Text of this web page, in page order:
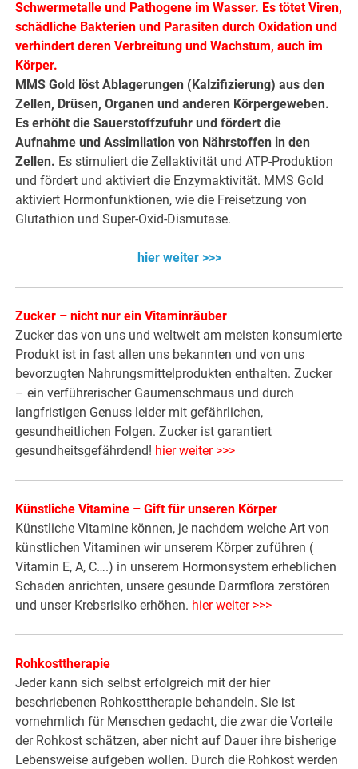
Schwermetalle und Pathogene im Wasser. Es tötet Viren,
schädliche Bakterien und Parasiten durch Oxidation und
verhindert deren Verbreitung und Wachstum, auch im
Körper.
MMS Gold löst Ablagerungen (Kalzifizierung) aus den
Zellen, Drüsen, Organen und anderen Körpergeweben.
Es erhöht die Sauerstoffzufuhr und fördert die
Aufnahme und Assimilation von Nährstoffen in den
Zellen. Es stimuliert die Zellaktivität und ATP-Produktion
und fördert und aktiviert die Enzymaktivität. MMS Gold
aktiviert Hormonfunktionen, wie die Freisetzung von
Glutathion und Super-Oxid-Dismutase.
hier weiter >>>
Zucker – nicht nur ein Vitaminräuber
Zucker das von uns und weltweit am meisten konsumierte
Produkt ist in fast allen uns bekannten und von uns
bevorzugten Nahrungsmittelprodukten enthalten. Zucker
– ein verführerischer Gaumenschmaus und durch
langfristigen Genuss leider mit gefährlichen,
gesundheitlichen Folgen. Zucker ist garantiert
gesundheitsgefährdend! hier weiter >>>
Künstliche Vitamine – Gift für unseren Körper
Künstliche Vitamine können, je nachdem welche Art von
künstlichen Vitaminen wir unserem Körper zuführen (
Vitamin E, A, C….) in unserem Hormonsystem erheblichen
Schaden anrichten, unsere gesunde Darmflora zerstören
und unser Krebsrisiko erhöhen. hier weiter >>>
Rohkosttherapie
Jeder kann sich selbst erfolgreich mit der hier
beschriebenen Rohkosttherapie behandeln. Sie ist
vornehmlich für Menschen gedacht, die zwar die Vorteile
der Rohkost schätzen, aber nicht auf Dauer ihre bisherige
Lebensweise aufgeben wollen. Durch die Rohkost werden